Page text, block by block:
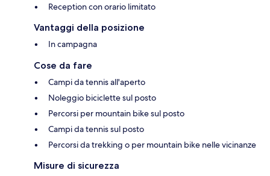
Reception con orario limitato
Vantaggi della posizione
In campagna
Cose da fare
Campi da tennis all'aperto
Noleggio biciclette sul posto
Percorsi per mountain bike sul posto
Campi da tennis sul posto
Percorsi da trekking o per mountain bike nelle vicinanze
Misure di sicurezza